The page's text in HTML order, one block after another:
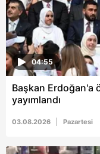
04:55
Başkan Erdoğan'a
yayımlandı
03.08.2026 Pazartesi